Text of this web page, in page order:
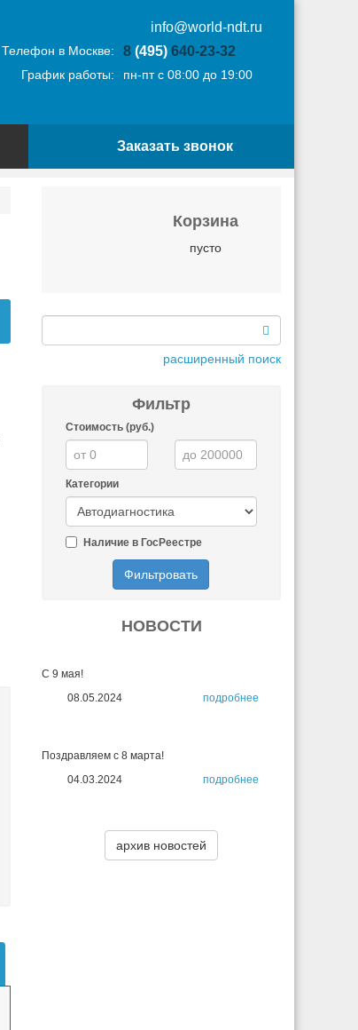
info@world-ndt.ru
Телефон в Москве: 8 (495)640-23-32
График работы: пн-пт с 08:00 до 19:00
Заказать звонок
Корзина
пусто
расширенный поиск
Фильтр
Стоимость (руб.)
Категории
Наличие в ГосРеестре
Фильтровать
НОВОСТИ
С 9 мая!
08.05.2024
подробнее
Поздравляем с 8 марта!
04.03.2024
подробнее
архив новостей